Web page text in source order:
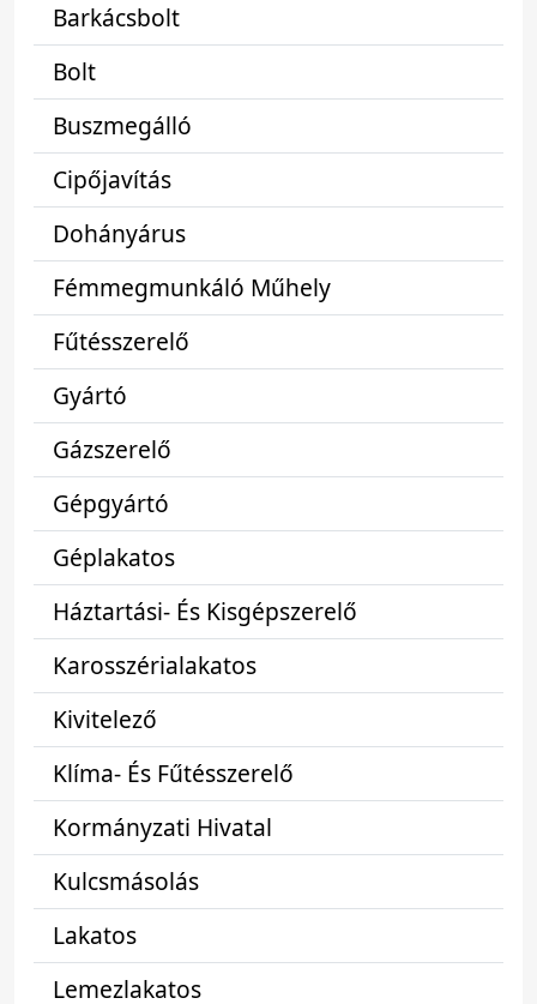
Barkácsbolt
Bolt
Buszmegálló
Cipőjavítás
Dohányárus
Fémmegmunkáló Műhely
Fűtésszerelő
Gyártó
Gázszerelő
Gépgyártó
Géplakatos
Háztartási- És Kisgépszerelő
Karosszérialakatos
Kivitelező
Klíma- És Fűtésszerelő
Kormányzati Hivatal
Kulcsmásolás
Lakatos
Lemezlakatos